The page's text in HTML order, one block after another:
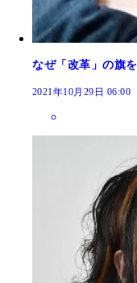
なぜ「改革」の旗
2021年10月29日 06:00